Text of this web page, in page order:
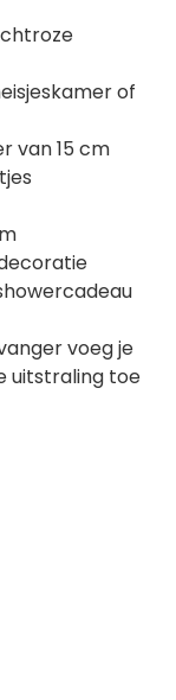
of
van 15 cm
voeg je
uitstraling toe